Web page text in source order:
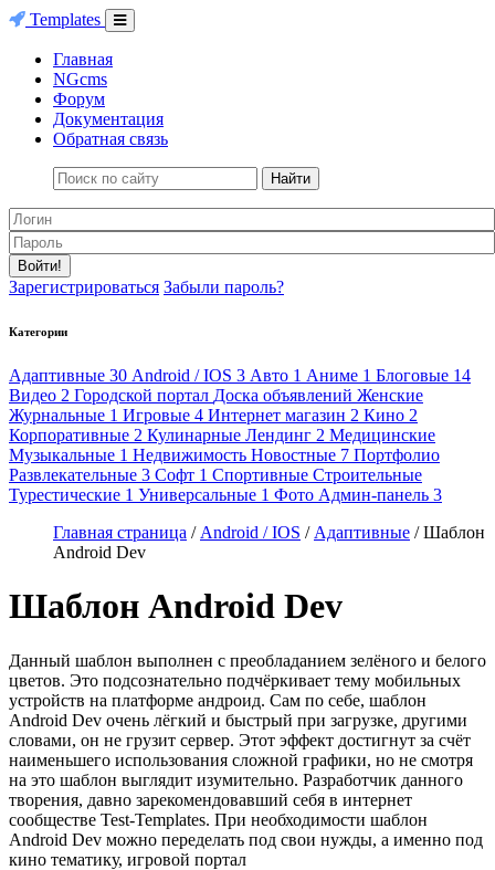
Templates
Главная
NGcms
Форум
Документация
Обратная связь
Найти
Войти!
Зарегистрироваться Забыли пароль?
Категории
Адаптивные 30 Android / IOS 3 Авто 1 Аниме 1 Блоговые 14
Видео 2 Городской портал Доска объявлений Женские
Журнальные 1 Игровые 4 Интернет магазин 2 Кино 2
Корпоративные 2 Кулинарные Лендинг 2 Медицинские
Музыкальные 1 Недвижимость Новостные 7 Портфолио
Развлекательные 3 Софт 1 Спортивные Строительные
Турестические 1 Универсальные 1 Фото Админ-панель 3
Главная страница / Android / IOS / Адаптивные / Шаблон
Android Dev
Шаблон Android Dev
Данный шаблон выполнен с преобладанием зелёного и белого
цветов. Это подсознательно подчёркивает тему мобильных
устройств на платформе андроид. Сам по себе, шаблон
Android Dev очень лёгкий и быстрый при загрузке, другими
словами, он не грузит сервер. Этот эффект достигнут за счёт
наименьшего использования сложной графики, но не смотря
на это шаблон выглядит изумительно. Разработчик данного
творения, давно зарекомендовавший себя в интернет
сообществе Test-Templates. При необходимости шаблон
Android Dev можно переделать под свои нужды, а именно под
кино тематику, игровой портал